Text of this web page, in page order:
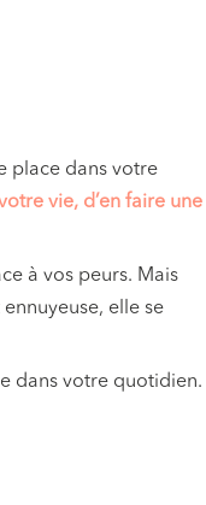
place dans votre
vie, d’en faire une
à vos peurs. Mais
elle se
dans votre quotidien.